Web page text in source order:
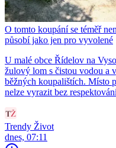
O tomto koupání se téměř
působí jako jen pro vyvolené
U malé obce Řídelov na
žulový lom s čistou vodou a
běžných koupalištích. Místo
nelze vyrazit bez
Trendy Život
dnes, 07:11